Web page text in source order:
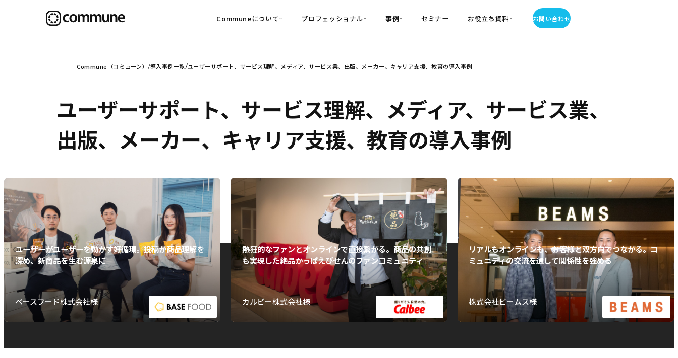
Communeについて
可視化
育成
・Commune Voice ・Commune Navigator
信頼を醸成する信頼起点経営基盤
・Commune CRM（旧：
SuccessHub）
・Commune for Work
プロフェッショナル
・Customer-Led Growth
事例
導入事例
セミナー お役立ち資料 お問い合わせ
Commune（コミューン） 導入事例一覧 ユーザーサポート、サービス理解、メディア、サービス業、出版、メーカー、キャリア支援、教育の導入事例
ユーザーサポート、サービス理解、メディア、サービス業、
出版、メーカー、キャリア支援、教育の導入事例
ユーザーがユーザーを動かす好循環。投稿が商品理解を
深め、新商品を生む源泉に
ベースフード株式会社様
熱狂的なファンとオンラインで直接繋がる。商品の共創
も実現した絶品かっぱえびせんのファンコミュニティ
カルビー株式会社様
リアルもオンラインも、お客様と双方向でつながる。コ
ミュニティの交流を通して関係性を強める
株式会社ビームス様